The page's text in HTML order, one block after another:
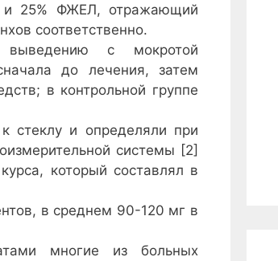
и 25% ФЖЕЛ, отражающий
соответственно.
выведению с мокротой
до лечения, затем
в контрольной группе
стеклу и определяли при
системы [2]
который составлял в
в среднем 90-120 мг в
многие из больных